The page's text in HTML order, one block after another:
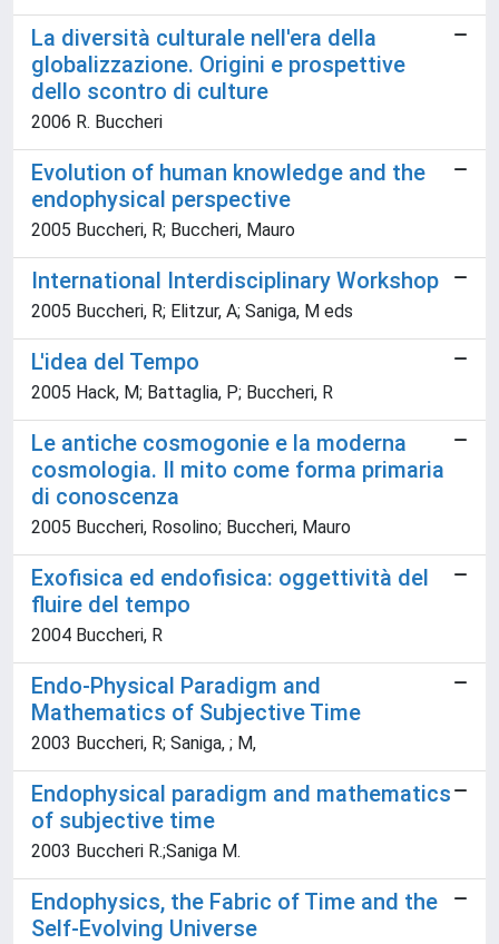
La diversità culturale nell'era della
globalizzazione. Origini e prospettive
dello scontro di culture
2006 R. Buccheri
Evolution of human knowledge and the
endophysical perspective
2005 Buccheri, R; Buccheri, Mauro
International Interdisciplinary Workshop
2005 Buccheri, R; Elitzur, A; Saniga, M eds
L'idea del Tempo
2005 Hack, M; Battaglia, P; Buccheri, R
Le antiche cosmogonie e la moderna
cosmologia. Il mito come forma primaria
di conoscenza
2005 Buccheri, Rosolino; Buccheri, Mauro
Exofisica ed endofisica: oggettività del
fluire del tempo
2004 Buccheri, R
Endo-Physical Paradigm and
Mathematics of Subjective Time
2003 Buccheri, R; Saniga, ; M,
Endophysical paradigm and mathematics
of subjective time
2003 Buccheri R.;Saniga M.
Endophysics, the Fabric of Time and the
Self-Evolving Universe